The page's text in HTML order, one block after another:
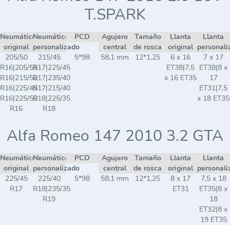
T.SPARK
Neumático
original
Neumático
personalizado
PCD
Agujero
central
Tamaño
de rosca
Llanta
original
Llanta
205/50
R16|205/55
R16|215/50
R16|225/45
R16|225/50
R16
215/45
R17|225/45
R17|235/40
R17|215/40
R18|225/35
R18
5*98 58,1 mm 12*1,25
6 x 16
ET38|7,5
x 16 ET35
7 x 17
ET38|8 x
17
ET31|7,5
x 18 ET35
Alfa Romeo 147 2010 3.2 GTA
Neumático
original
Neumático
personalizado
PCD
Agujero
central
Tamaño
de rosca
Llanta
original
Llanta
225/45
R17
225/40
R18|235/35
R19
5*98 58,1 mm 12*1,25
8 x 17
ET31
7,5 x 18
ET35|8 x
18
ET32|8 x
19 ET35